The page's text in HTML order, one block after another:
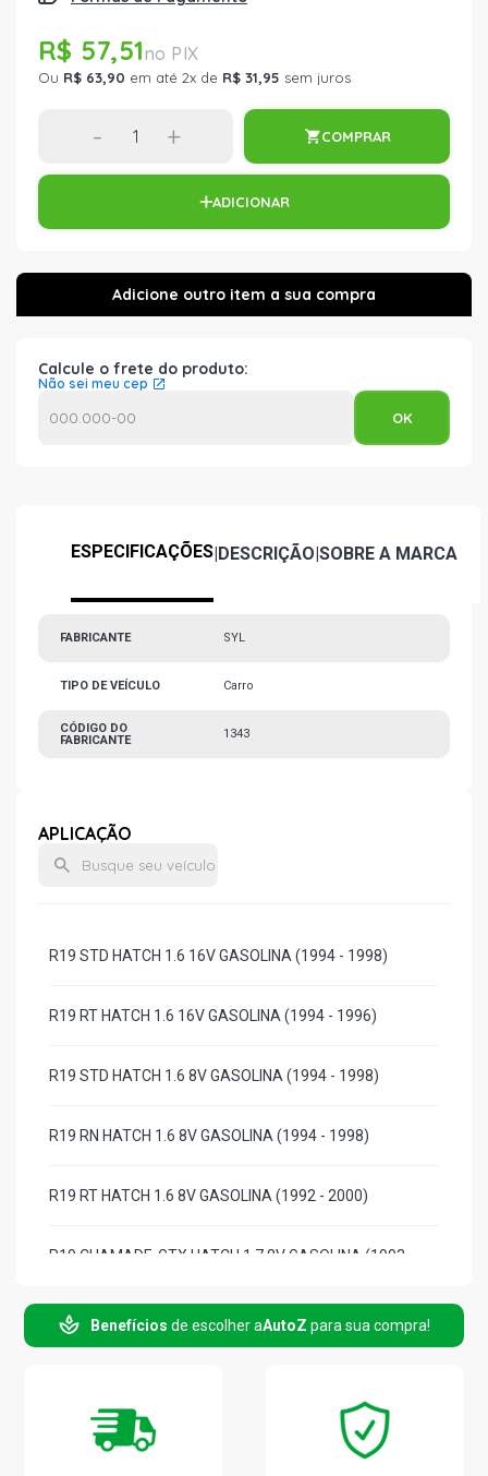
R$ 57,51
Ou R$ 63,90 em até 2x de R$ 31,95 sem juros
- + COMPRAR
ADICIONAR
Calcule o frete do produto:
Não sei meu cep
ESPECIFICAÇÕES|DESCRIÇÃO|SOBRE A MARCA
FABRICANTE SYL
TIPO DE VEÍCULO Carro
CÓDIGO DO
FABRICANTE
1343
APLICAÇÃO
R19 STD HATCH 1.6 16V GASOLINA (1994 - 1998)
R19 RT HATCH 1.6 16V GASOLINA (1994 - 1996)
R19 STD HATCH 1.6 8V GASOLINA (1994 - 1998)
R19 RN HATCH 1.6 8V GASOLINA (1994 - 1998)
R19 RT HATCH 1.6 8V GASOLINA (1992 - 2000)
R19 CHAMADE-GTX HATCH 1.7 8V GASOLINA (1993 -
R19 CHAMADE-TXE HATCH 1.7 8V GASOLINA (1993 -
2005)
R19 RT HATCH 1.8 8V GASOLINA (1994 - 2000)
Benefícios de escolher aAutoZ para sua compra!